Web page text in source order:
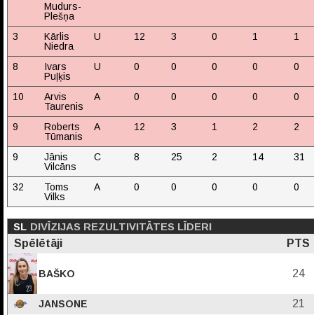
Mudurs-
Plešņa
3
Kārlis
Niedra
U 12 3 0 1 1
8
Ivars
Puļķis
U 0 0 0 0 0
10
Arvis
Taurenis
A 0 0 0 0 0
9
Roberts
Tūmanis
A 12 3 1 2 2
9
Jānis
Vilcāns
C 8 25 2 14 31
32
Toms
Vilks
A 0 0 0 0 0
SL DIVĪZIJAS REZULTIVITĀTES LĪDERI
Spēlētāji
PTS
BAŠKO 24
JANSONE 21